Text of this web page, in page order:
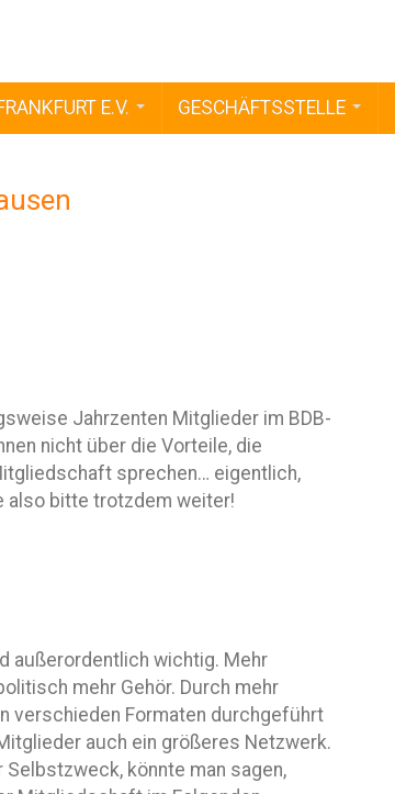
E.V. GESCHÄFTSSTELLE
Jahrzenten Mitglieder im BDB-
nicht über die Vorteile, die
sprechen… eigentlich,
also bitte trotzdem weiter!
außerordentlich wichtig. Mehr
mehr Gehör. Durch mehr
verschieden Formaten durchgeführt
auch ein größeres Netzwerk.
könnte man sagen,